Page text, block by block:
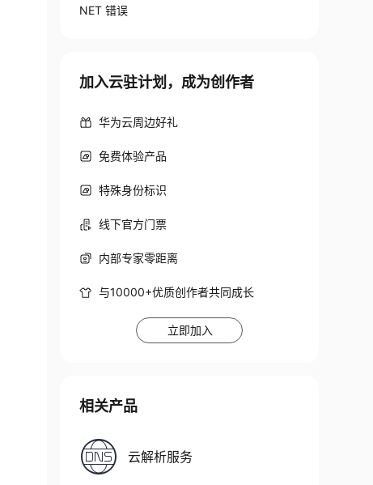
NET 错误
加入云驻计划，成为创作者
华为云周边好礼
免费体验产品
特殊身份标识
线下官方门票
内部专家零距离
与10000+优质创作者共同成长
立即加入
相关产品
云解析服务